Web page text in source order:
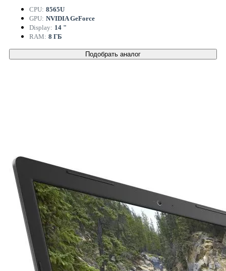
CPU: 8565U
GPU: NVIDIA GeForce
Display: 14 "
RAM: 8 ГБ
Подобрать аналог